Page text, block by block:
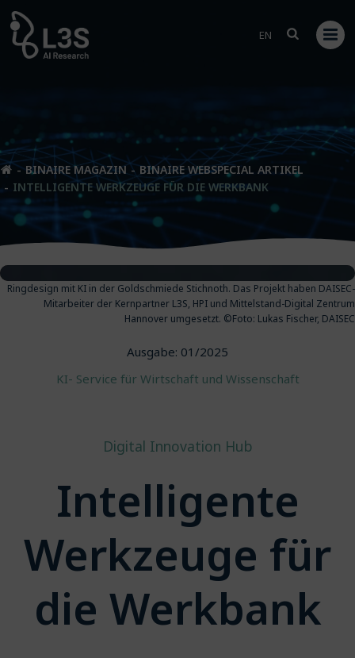
EN
BINAIRE MAGAZIN
BINAIRE WEBSPECIAL ARTIKEL
INTELLIGENTE WERKZEUGE FÜR DIE WERKBANK
Ringdesign mit KI in der Goldschmiede Stichnoth. Das Projekt haben DAISEC-
Mitarbeiter der Kernpartner L3S, HPI und Mittelstand-Digital Zentrum
Hannover umgesetzt. ©Foto: Lukas Fischer, DAISEC
Ausgabe: 01/2025
KI- Service für Wirtschaft und Wissenschaft
Digital Innovation Hub
Intelligente
Werkzeuge für
die Werkbank